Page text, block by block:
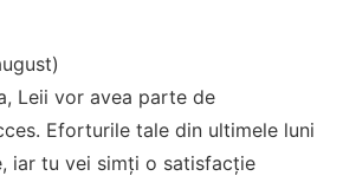
Leii vor avea parte de
Eforturile tale din ultimele luni
iar tu vei simți o satisfacție